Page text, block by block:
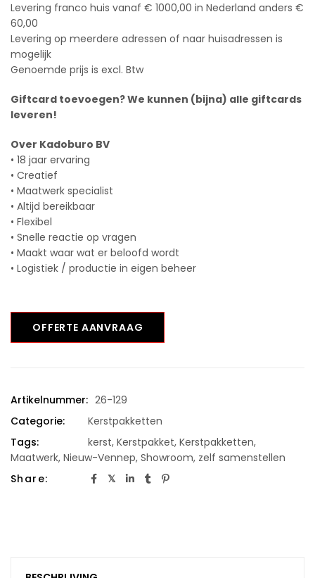
Levering franco huis vanaf € 1000,00 in Nederland anders €
60,00
Levering op meerdere adressen of naar huisadressen is
mogelijk
Genoemde prijs is excl. Btw
Giftcard toevoegen? We kunnen (bijna) alle giftcards
leveren!
Over Kadoburo BV
• 18 jaar ervaring
• Creatief
• Maatwerk specialist
• Altijd bereikbaar
• Flexibel
• Snelle reactie op vragen
• Maakt waar wat er beloofd wordt
• Logistiek / productie in eigen beheer
OFFERTE AANVRAAG
Artikelnummer: 26-129
Categorie:
Kerstpakketten
Tags:
kerst, Kerstpakket, Kerstpakketten,
Maatwerk, Nieuw-Vennep, Showroom, zelf samenstellen
Share: